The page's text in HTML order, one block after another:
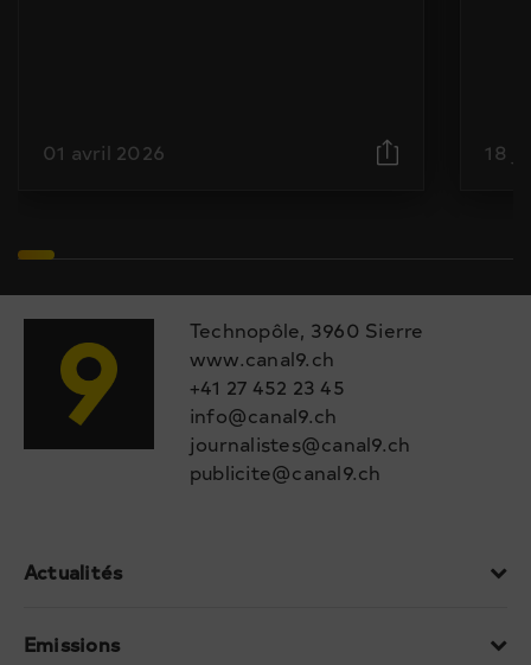
01 avril 2026 18
Technopôle, 3960 Sierre
www.canal9.ch
+41 27 452 23 45
info@canal9.ch
journalistes@canal9.ch
publicite@canal9.ch
Actualités
Emissions